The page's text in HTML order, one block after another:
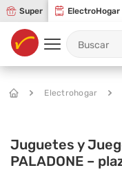
Super ElectroHogar
Electrohogar
Juguetes y
PALADONE –